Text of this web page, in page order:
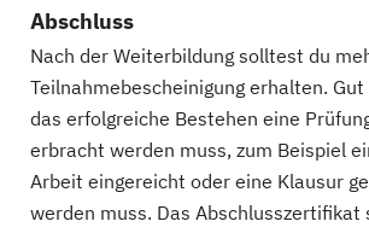
Abschluss
Nach der Weiterbildung solltest du
Teilnahmebescheinigung erhalten.
das erfolgreiche Bestehen eine
erbracht werden muss, zum Beispiel
Arbeit eingereicht oder eine Klausur
werden muss. Das Abschlusszertifikat